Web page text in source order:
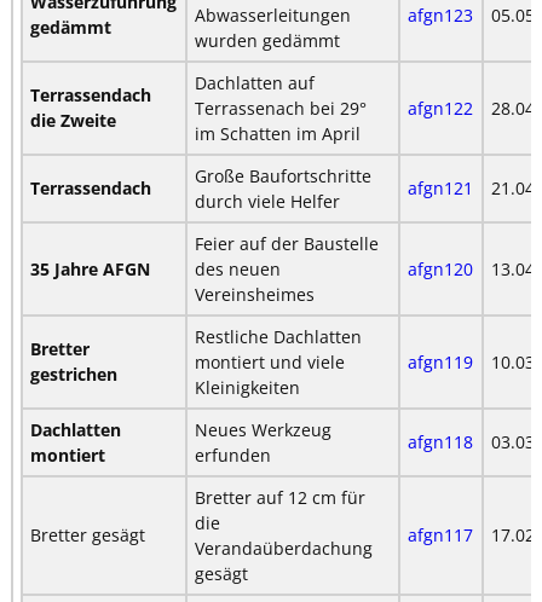
gedämmt
Abwasserleitungen
wurden gedämmt
afgn123
Terrassendach
die Zweite
Dachlatten auf
Terrassenach bei 29°
im Schatten im April
afgn122
Terrassendach
Große Baufortschritte
durch viele Helfer
afgn121
35 Jahre AFGN
Feier auf der Baustelle
des neuen
Vereinsheimes
afgn120
Bretter
gestrichen
Restliche Dachlatten
montiert und viele
Kleinigkeiten
afgn119
Dachlatten
montiert
Neues Werkzeug
erfunden
afgn118
Bretter gesägt
Bretter auf 12 cm für
die
Verandaüberdachung
gesägt
afgn117